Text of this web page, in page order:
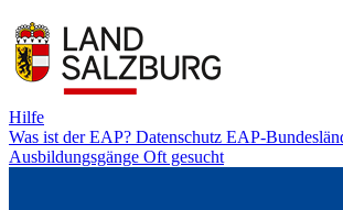
Hilfe
Was ist der EAP? Datenschutz EAP-
Ausbildungsgänge Oft gesucht